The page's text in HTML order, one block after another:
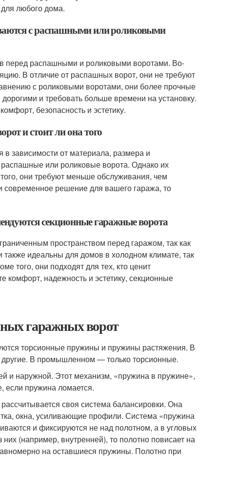
любого дома.
с распашными или роликовыми
перед распашными и роликовыми воротами. Во-
В отличие от распашных ворот, они не требуют
с роликовыми воротами, они более прочные
и требовать больше времени на установку.
безопасность и эстетику.
и стоит ли она того
зависимости от материала, размера и
или роликовые ворота. Однако их
они требуют меньше обслуживания, чем
современное решение для вашего гаража, то
секционные гаражные ворота
пространством перед гаражом, так как
идеальны для домов в холодном климате, так
того, они подходят для тех, кто ценит
комфорт, надежность и эстетику, секционные
гаражных ворот
торсионные пружины и пружины растяжения. В
другие. В промышленном — только торсионные.
и наружной. Этот механизм, «пружина в пружине»,
если пружина ломается.
своя система балансировки. Она
окна, усиливающие профили. Система «пружина
и фиксируются не над полотном, а в угловых
(например, внутренней), то полотно повисает на
на оставшиеся пружины. Полотно при